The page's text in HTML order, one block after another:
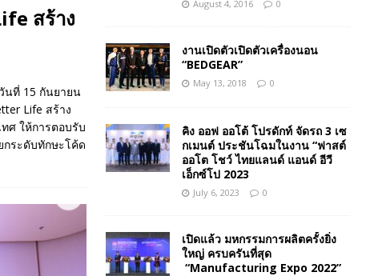
สร้าง
นที่ 15 กันยายน
Life สร้าง
ศ ให้การตอบรับ
กระดับทักษะโค้ด
August 4, 2016 0
งานเปิดตัวเปิดตัวเครื่องนอน
“BEDGEAR”
May 13, 2018 0
คิง ออฟ ออโต้ โปรดักท์ จัดรถ 3 เซ
กเมนต์ ประชันโฉมในงาน “ฟาสต์
ออโต โชว์ ไทยแลนด์ แอนด์ อีวี
เอ็กซ์โป 2023
July 6, 2023 0
เปิดแล้ว มหกรรมการผลิตครั้งยิ่ง
ใหญ่ ครบครันที่สุด
“Manufacturing Expo 2022”